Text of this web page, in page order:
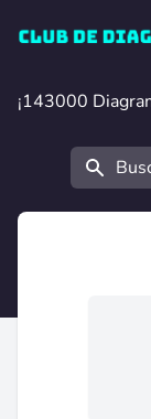
Club de
¡143000
¡143000
Buscar